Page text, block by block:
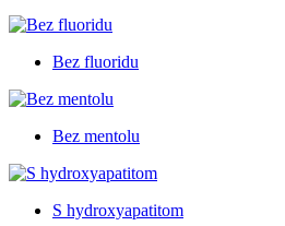
Bez fluoridu
Bez mentolu
S hydroxyapatitom